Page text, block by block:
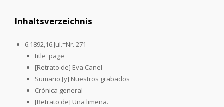
Inhaltsverzeichnis
6.1892,16.Jul.=Nr. 271
title_page
[Retrato de] Eva Canel
Sumario [y] Nuestros grabados
Crónica general
[Retrato de] Una limeña.